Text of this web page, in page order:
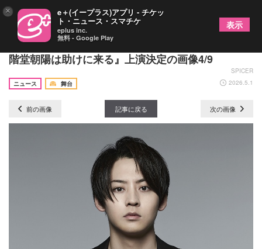
千葉雄大主演、モチロンプロデュース最新舞台『二
階堂朝陽は助けに来る』上演決定の画像4/9
SPICER
ニュース
舞台 2026.5.1
前の画像 記事に戻る 次の画像
× e＋(イープラス)アプリ - チケッ
ト・ニュース・スマチケ
eplus inc.
無料 - Google Play
表示